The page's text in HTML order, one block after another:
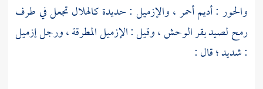
والحور : أديم أحمر ، والإزميل : حديدة كالهلال تجعل في طرف
رمح لصيد بقر الوحش ، وقيل : الإزميل المطرقة ، ورجل إزميل
: شديد ؛ قال :